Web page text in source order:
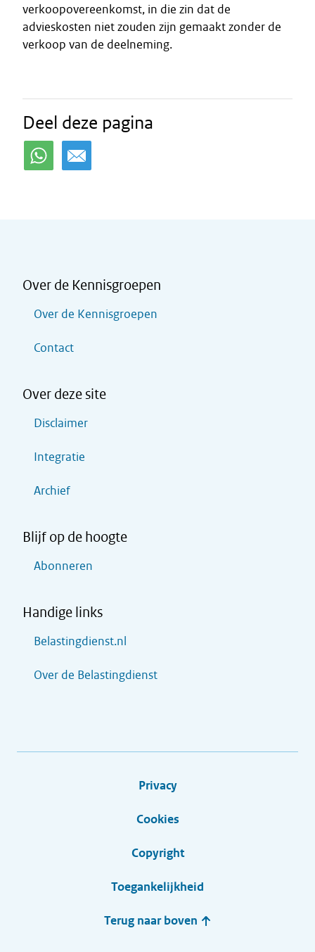
verkoopovereenkomst, in die zin dat de
advieskosten niet zouden zijn gemaakt zonder de
verkoop van de deelneming.
Deel deze pagina
Over de Kennisgroepen
Over de Kennisgroepen
Contact
Over deze site
Disclaimer
Integratie
Archief
Blijf op de hoogte
Abonneren
Handige links
Belastingdienst.nl
Over de Belastingdienst
Privacy
Cookies
Copyright
Toegankelijkheid
Terug naar boven